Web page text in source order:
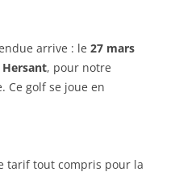
arrive : le 27 mars
, pour notre
golf se joue en
tarif tout compris pour la